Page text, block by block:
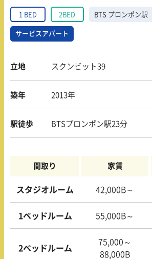
1 BED 2BED BTS プロンポン駅
サービスアパート
立地 スクンビット39
築年 2013年
駅徒歩 BTSプロンポン駅23分
間取り 家賃
スタジオルーム 42,000B～
1ベッドルーム 55,000B～
2ベッドルーム
75,000～
88,000B